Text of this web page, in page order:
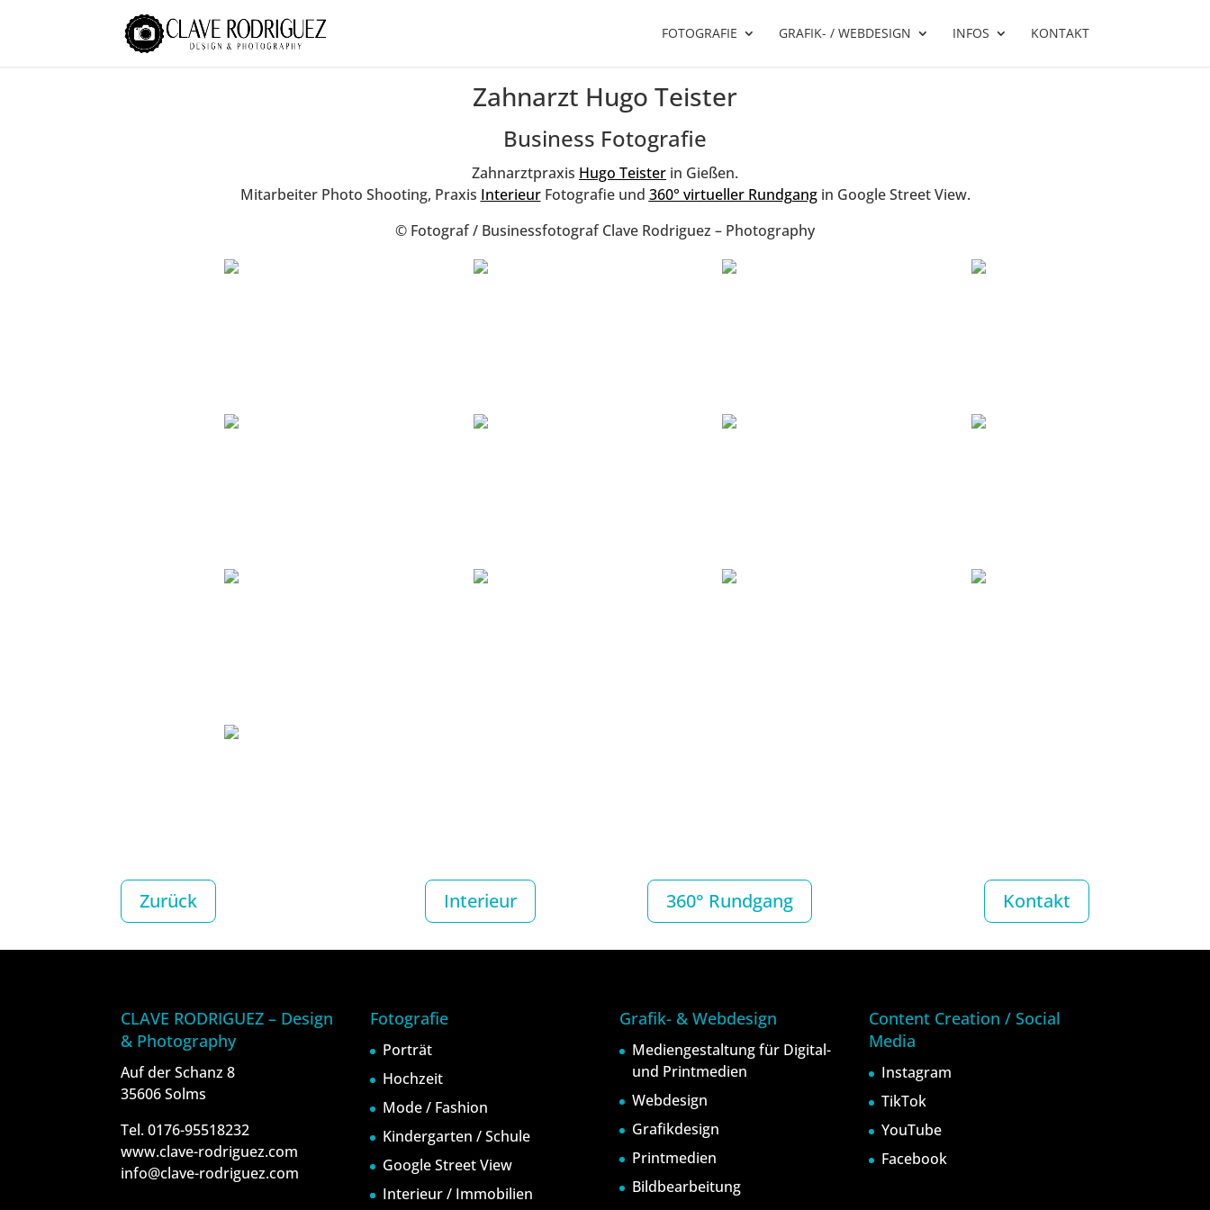
FOTOGRAFIE GRAFIK- / WEBDESIGN INFOS KONTAKT
Zahnarzt Hugo Teister
Business Fotografie
Zahnarztpraxis Hugo Teister in Gießen.
Mitarbeiter Photo Shooting, Praxis InterieurFotografie und 360° virtueller Rundgangin Google Street View.
© Fotograf / Businessfotograf Clave Rodriguez – Photography
Zurück Interieur 360° Rundgang Kontakt
CLAVE RODRIGUEZ – Design
& Photography
Auf der Schanz 8
35606 Solms
Tel. 0176-95518232
www.clave-rodriguez.com
info@clave-rodriguez.com
Fotografie
Porträt
Hochzeit
Mode / Fashion
Kindergarten / Schule
Google Street View
Interieur / Immobilien
Grafik- & Webdesign
Mediengestaltung für Digital-
und Printmedien
Webdesign
Grafikdesign
Printmedien
Bildbearbeitung
Content Creation / Social
Media
Instagram
TikTok
YouTube
Facebook